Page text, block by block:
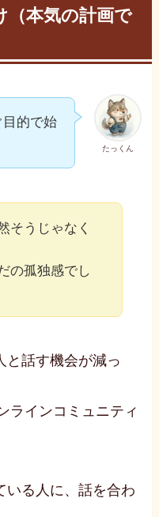
（本気の計画で
たっくん
的で始
そうじゃなく
の孤独感でし
と話す機会が減っ
ラインコミュニティ
いる人に、話を合わ